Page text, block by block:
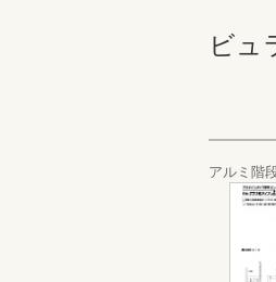
ビュ
アルミ階